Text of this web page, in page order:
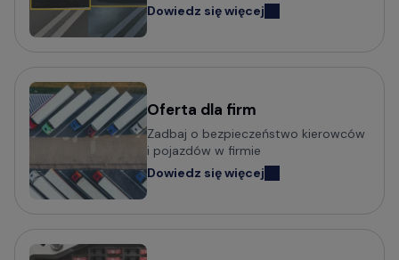
Wideorejestratory VIOFO
Wideorejestratory 70mai
Wideorejestratory FITCAMX
Wideorejestratory BlackVue
Wideorejestratory FineVu
Wideorejestratory MBG Line
Dowiedz się więcej
Oferta dla firm
Zadbaj o bezpieczeństwo kierowców
i pojazdów w firmie
Dowiedz się więcej